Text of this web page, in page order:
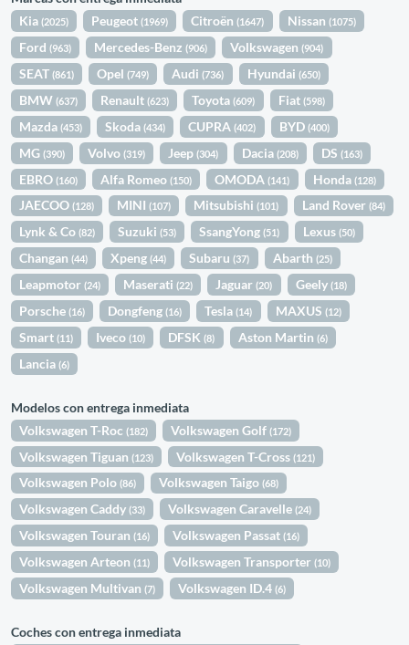
Kia(2025) Peugeot(1969) Citroën(1647) Nissan (1075)
Ford(963) Mercedes-Benz(906) Volkswagen(904)
SEAT(861) Opel(749) Audi(736) Hyundai (650)
BMW(637) Renault(623) Toyota(609) Fiat (598)
Mazda(453) Skoda(434) CUPRA(402) BYD (400)
MG(390) Volvo(319) Jeep(304) Dacia (208) DS (163)
EBRO(160) Alfa Romeo(150) OMODA(141) Honda (128)
JAECOO(128) MINI(107) Mitsubishi(101) Land Rover (84)
Lynk & Co(82) Suzuki(53) SsangYong(51) Lexus (50)
Changan(44) Xpeng(44) Subaru(37) Abarth (25)
Leapmotor(24) Maserati(22) Jaguar(20) Geely (18)
Porsche(16) Dongfeng(16) Tesla(14) MAXUS (12)
Smart(11) Iveco(10) DFSK(8) Aston Martin (6)
Lancia(6)
Modelos con entrega inmediata
Volkswagen T-Roc(182) Volkswagen Golf(172)
Volkswagen Tiguan(123) Volkswagen T-Cross(121)
Volkswagen Polo(86) Volkswagen Taigo(68)
Volkswagen Caddy(33) Volkswagen Caravelle(24)
Volkswagen Touran(16) Volkswagen Passat(16)
Volkswagen Arteon(11) Volkswagen Transporter(10)
Volkswagen Multivan(7) Volkswagen ID.4(6)
Coches con entrega inmediata